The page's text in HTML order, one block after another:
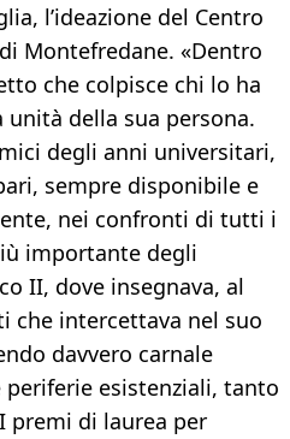
l’ideazione del Centro
Montefredane. «Dentro
che colpisce chi lo ha
della sua persona.
degli anni universitari,
sempre disponibile e
nei confronti di tutti i
importante degli
II, dove insegnava, al
che intercettava nel suo
davvero carnale
esistenziali, tanto
premi di laurea per